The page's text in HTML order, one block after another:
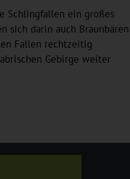
Schlingfallen ein großes
sich darin auch Braunbären
Fallen rechtzeitig
Gebirge weiter